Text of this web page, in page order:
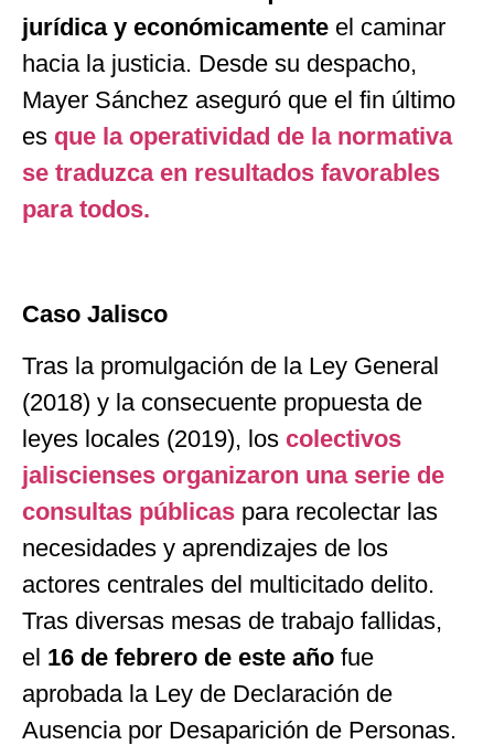
jurídica y económicamente el caminar
hacia la justicia. Desde su despacho,
Mayer Sánchez aseguró que el fin último
es que la operatividad de la normativa
se traduzca en resultados favorables
para todos.
Caso Jalisco
Tras la promulgación de la Ley General
(2018) y la consecuente propuesta de
leyes locales (2019), los colectivos
jaliscienses organizaron una serie de
consultas públicas para recolectar las
necesidades y aprendizajes de los
actores centrales del multicitado delito.
Tras diversas mesas de trabajo fallidas,
el 16 de febrero de este año fue
aprobada la Ley de Declaración de
Ausencia por Desaparición de Personas.